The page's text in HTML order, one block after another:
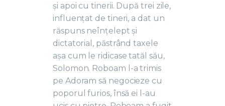
și apoi cu tinerii. După trei zile,
influențat de tineri, a dat un
răspuns neînțelept și
dictatorial, păstrând taxele
așa cum le ridicase tatăl său,
Solomon. Roboam l-a trimis
pe Adoram să negocieze cu
poporul furios, însă ei l-au